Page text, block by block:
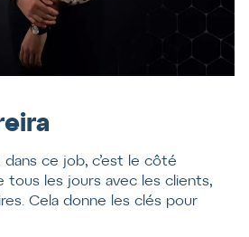
dans ce job, c’est le côté
tous les jours avec les clients,
Cela donne les clés pour